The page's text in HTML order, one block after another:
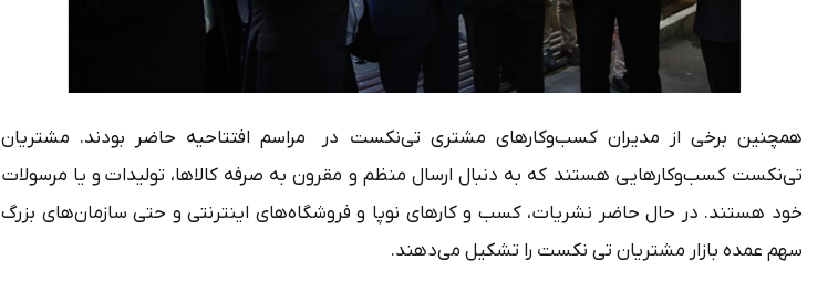
همچنین برخی از مدیران کسب‌وکارهای مشتری تی‌نکست در مراسم افتتاحیه حاضر بودند. مشتریان
تی‌نکست کسب‌وکارهایی هستند که به دنبال ارسال‌ منظم و مقرون به صرفه‌ کالاها، تولیدات و یا مرسولات
خود هستند. در حال حاضر نشریات، کسب و کارهای نوپا و فروشگاه‌های اینترنتی و حتی سازمان‌های بزرگ
سهم عمده بازار مشتریان تی نکست را تشکیل می‌دهند.